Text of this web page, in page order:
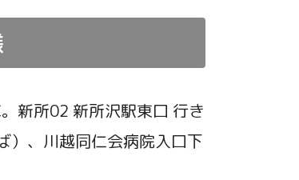
新所02 新所沢駅東口 行き
）、川越同仁会病院入口下